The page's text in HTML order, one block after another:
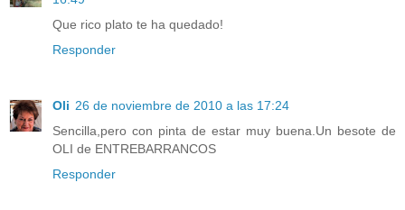
Que rico plato te ha quedado!
Responder
Oli 26 de noviembre de 2010 a las 17:24
Sencilla,pero con pinta de estar muy buena.Un besote de
OLI de ENTREBARRANCOS
Responder